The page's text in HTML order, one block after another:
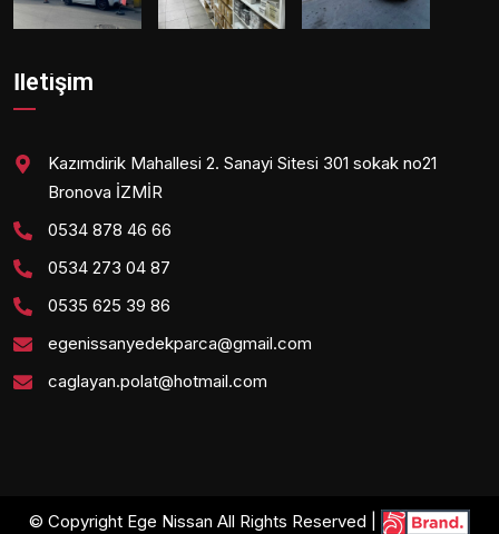
İletişim
Kazımdirik Mahallesi 2. Sanayi Sitesi 301 sokak no21
Bronova İZMİR
0534 878 46 66
0534 273 04 87
0535 625 39 86
egenissanyedekparca@gmail.com
caglayan.polat@hotmail.com
© Copyright Ege Nissan All Rights Reserved |